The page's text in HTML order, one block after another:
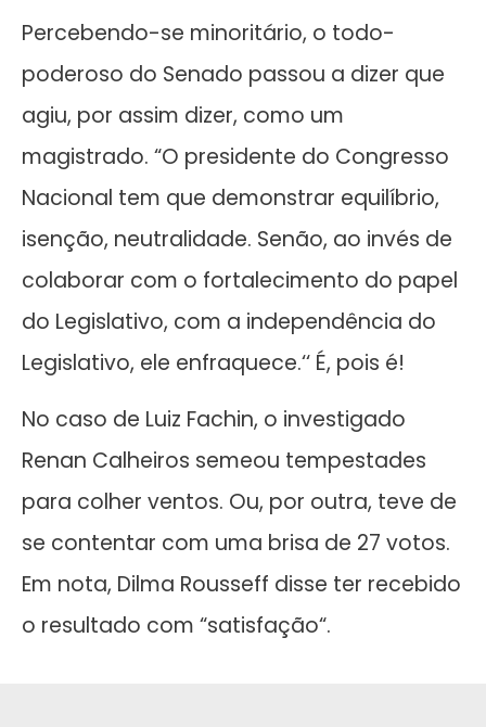
Percebendo-se minoritário, o todo-
poderoso do Senado passou a dizer que
agiu, por assim dizer, como um
magistrado. “O presidente do Congresso
Nacional tem que demonstrar equilíbrio,
isenção, neutralidade. Senão, ao invés de
colaborar com o fortalecimento do papel
do Legislativo, com a independência do
Legislativo, ele enfraquece.‘‘ É, pois é!
No caso de Luiz Fachin, o investigado
Renan Calheiros semeou tempestades
para colher ventos. Ou, por outra, teve de
se contentar com uma brisa de 27 votos.
Em nota, Dilma Rousseff disse ter recebido
o resultado com “satisfação“.